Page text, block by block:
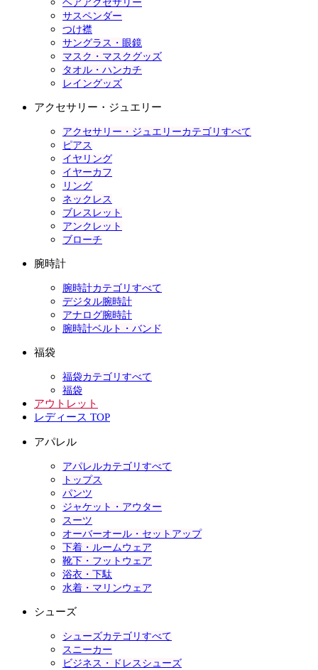
ヘアアクセサリー
サスペンダー
つけ襟
サングラス・眼鏡
マスク・マスクグッズ
タオル・ハンカチ
レイングッズ
アクセサリー・ジュエリー
アクセサリー・ジュエリーカテゴリすべて
ピアス
イヤリング
イヤーカフ
リング
ネックレス
ブレスレット
アンクレット
ブローチ
腕時計
腕時計カテゴリすべて
デジタル腕時計
アナログ腕時計
腕時計ベルト・バンド
福袋
福袋カテゴリすべて
福袋
アウトレット
レディース TOP
アパレル
アパレルカテゴリすべて
トップス
パンツ
ジャケット・アウター
スーツ
オーバーオール・セットアップ
下着・ルームウェア
靴下・フットウェア
浴衣・下駄
水着・マリンウェア
シューズ
シューズカテゴリすべて
スニーカー
ビジネス・ドレスシューズ